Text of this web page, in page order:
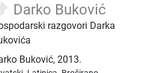
Darko Buković
razgovori Darka
Buković,2013.